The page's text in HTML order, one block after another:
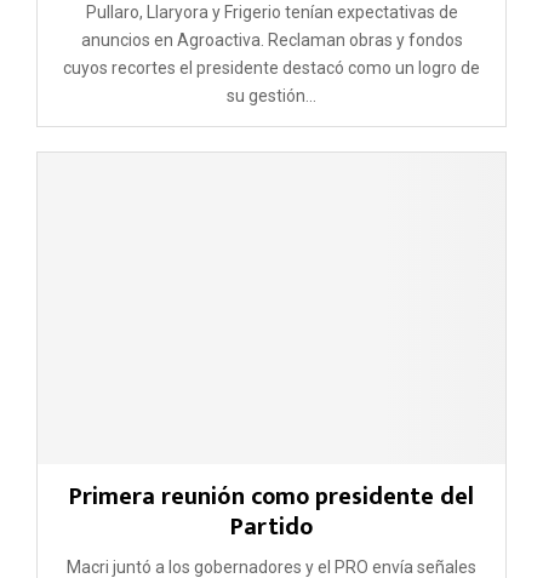
Pullaro, Llaryora y Frigerio tenían expectativas de
anuncios en Agroactiva. Reclaman obras y fondos
cuyos recortes el presidente destacó como un logro de
su gestión...
Primera reunión como presidente del
Partido
Macri juntó a los gobernadores y el PRO envía señales